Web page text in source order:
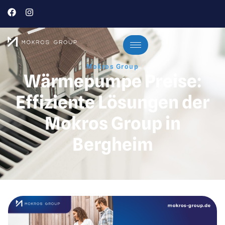
Mokros Group
Wärmepumpe Preise:
Effiziente Lösungen der
Mokros Group in
Bergheim